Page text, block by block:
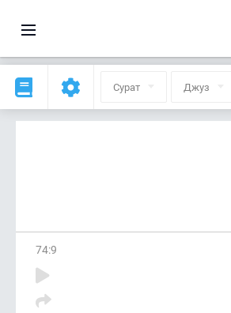
Сурат Джуз
74:9